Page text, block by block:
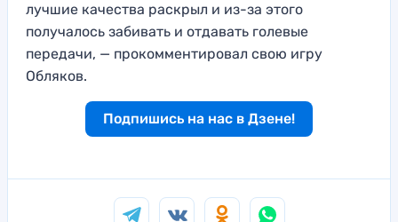
лучшие качества раскрыл и из-за этого
получалось забивать и отдавать голевые
передачи, — прокомментировал свою игру
Обляков.
Подпишись на нас в Дзене!